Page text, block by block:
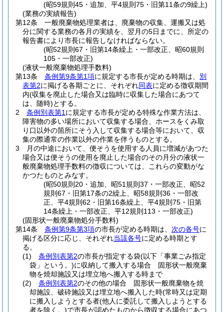
(昭59規則45・追加、平4規則75・旧第11条の9繰上)
(業務の実績報告)
第12条
一般廃棄物処理業者は、廃棄物の収集、運搬又は処
分に関する業務の各月の実績を、翌月の5日までに、所定の
報告書により市長に報告しなければならない。
(昭52規則67・旧第14条繰上・一部改正、昭60規則
105・一部改正)
(液状一般廃棄物処理手数料)
第13条
条例第9条第1項に規定する市長が定める時期は、 別
表第2に掲げる各期ごとに、それぞれ同表に定める徴収期間
内(収集を廃止した場合又は臨時に収集した場合にあつて
は、随時)とする。
2
条例別表第1 に規定する市長が定める特殊な作業方法は、
障害物の多い場所において収集する場合、ホースをくみ取
り口以外の箇所にそう入して収集する場合等において、収
集の際通常の作業以外の作業を伴うものとする。
3
月の中途において、便そうを使用する人員に増減があつた
場合又は便そうの使用を廃止した場合のその月分の液状一
般廃棄物処理手数料の徴収については、これらの変動がな
かつたものとみなす。
(昭50規則20・追加、昭51規則37・一部改正、昭52
規則67・旧第17条の2繰上、昭58規則36・一部改
正、平4規則62・旧第16条繰上、平4規則75・旧第
14条繰上・一部改正、平12規則113・一部改正)
(固形状一般廃棄物処分手数料)
第14条
条例第9条第3項の市長が定める時期は、 次の各号に
掲げる区分に応じ、それぞれ当該各号に定める時期とす
る。
(1)
条例別表第2の市長が指定する袋(以下「事業ごみ指定
袋」という。)に収納して搬入する場合 固形状一般廃棄
物を焼却施設又は埋立地へ搬入する時まで
(2)
条例別表第2のその他の場合 固形状一般廃棄物を焼
却施設、破砕施設又は埋立地へ搬入した時(常時又は定期
に搬入しようとする者(他人に委託して搬入しようとする
者を除く。)で市長が認めたものから徴収する場合にあつ